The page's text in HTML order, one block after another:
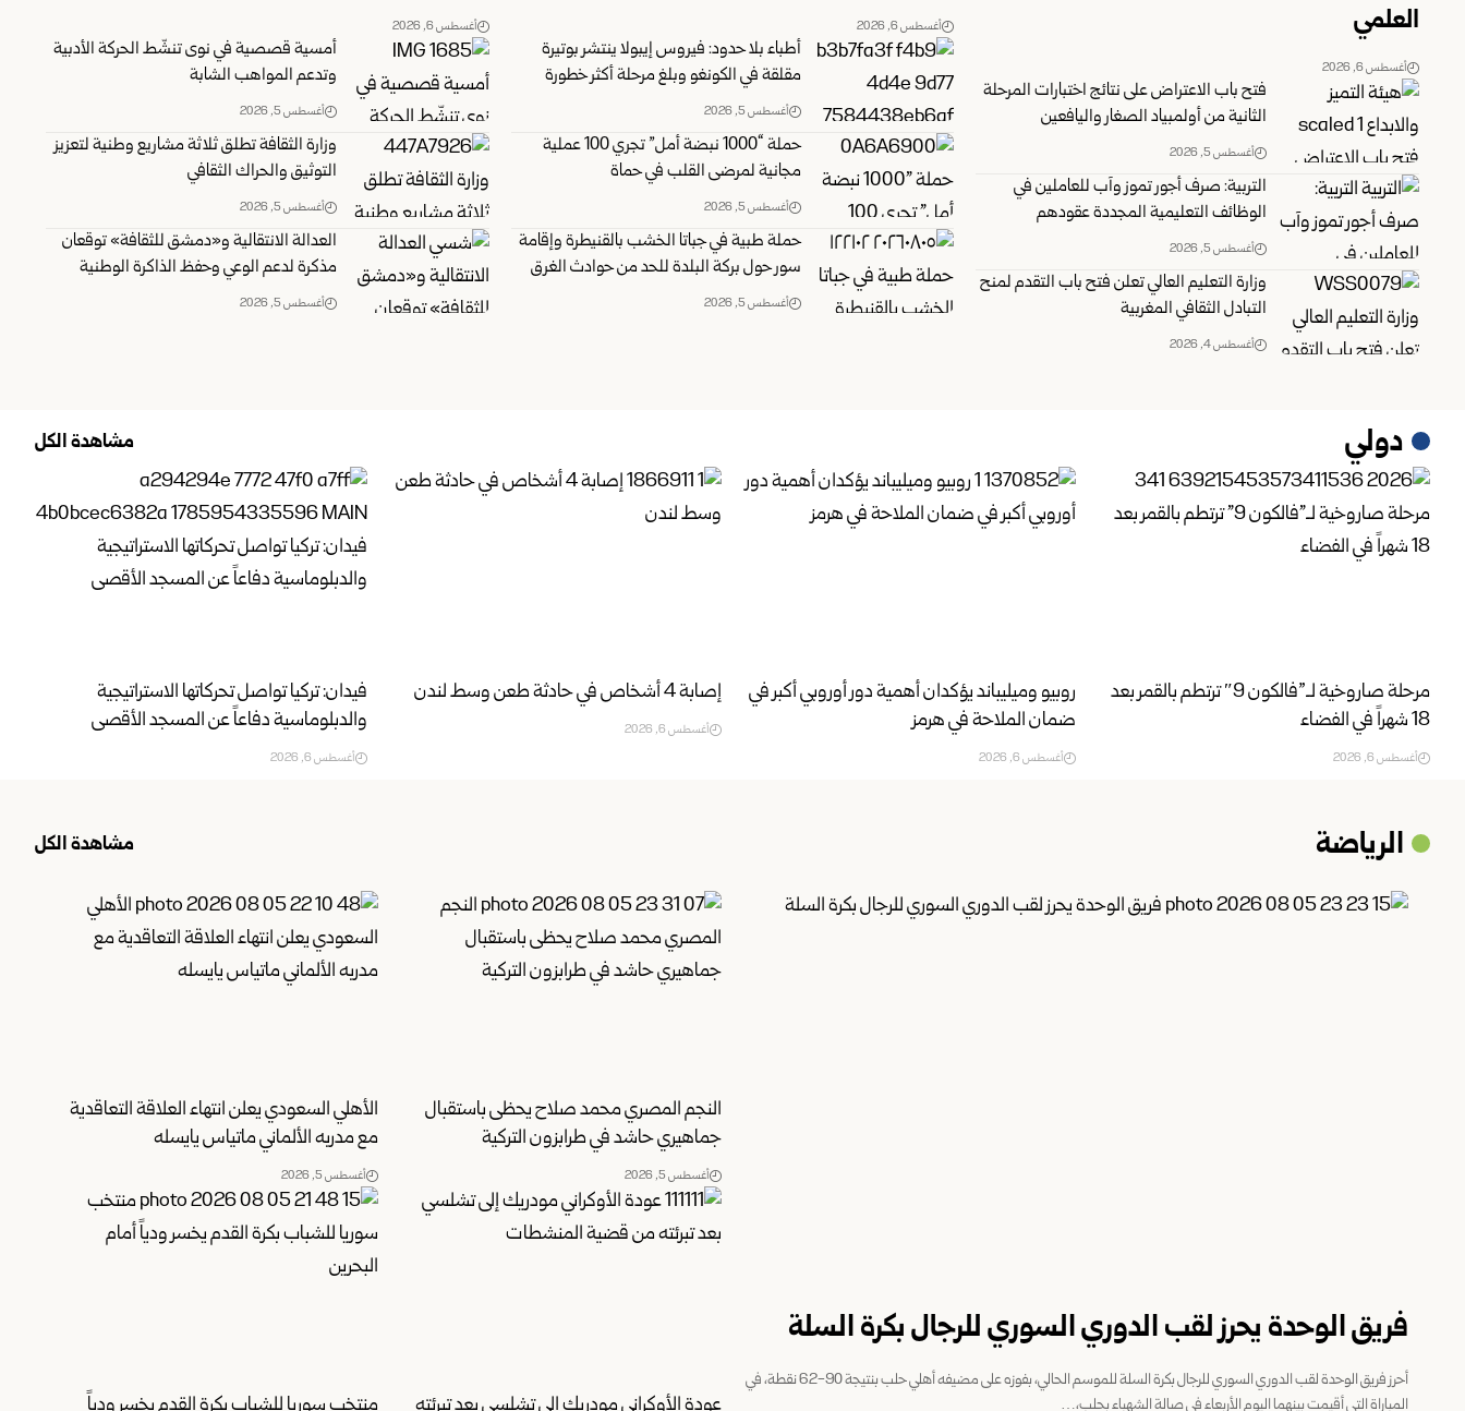
العلمي
أغسطس 6, 2026
فتح باب الاعتراض على نتائج اختبارات المرحلة
الثانية من أولمبياد الصغار واليافعين
أغسطس 5, 2026
التربية: صرف أجور تموز وآب للعاملين في
الوظائف ‏التعليمية المجددة عقودهم ‏
أغسطس 5, 2026
وزارة التعليم العالي تعلن فتح باب التقدم لمنح
التبادل الثقافي المغربية
أغسطس 4, 2026
أغسطس 6, 2026
أطباء بلا حدود: فيروس إيبولا ينتشر بوتيرة
مقلقة في الكونغو وبلغ مرحلة أكثر خطورة
أغسطس 5, 2026
حملة “1000 نبضة أمل” تجري 100 عملية
مجانية لمرضى القلب في حماة
أغسطس 5, 2026
حملة طبية في جباتا الخشب بالقنيطرة وإقامة
سور حول بركة البلدة للحد من حوادث الغرق
أغسطس 5, 2026
أغسطس 6, 2026
أمسية قصصية في نوى تنشّط الحركة الأدبية
وتدعم المواهب الشابة
أغسطس 5, 2026
وزارة الثقافة تطلق ثلاثة مشاريع وطنية لتعزيز
التوثيق والحراك الثقافي
أغسطس 5, 2026
العدالة الانتقالية و«دمشق للثقافة» توقعان
مذكرة لدعم الوعي وحفظ الذاكرة الوطنية
أغسطس 5, 2026
دولي مشاهدة الكل
مرحلة صاروخية لـ”فالكون 9″ ترتطم بالقمر بعد
18 شهراً في الفضاء
أغسطس 6, 2026
روبيو وميليباند يؤكدان أهمية دور أوروبي أكبر في
ضمان الملاحة في هرمز
أغسطس 6, 2026
إصابة 4 أشخاص في حادثة طعن وسط لندن
أغسطس 6, 2026
فيدان: تركيا تواصل تحركاتها الاستراتيجية
والدبلوماسية دفاعاً عن المسجد الأقصى
أغسطس 6, 2026
الرياضة مشاهدة الكل
فريق الوحدة يحرز لقب الدوري السوري للرجال بكرة السلة
أحرز فريق الوحدة لقب الدوري السوري للرجال بكرة السلة للموسم الحالي، بفوزه على مضيفه أهلي حلب بنتيجة 90-62 نقطة، في
المباراة التي أقيمت بينهما اليوم الأربعاء في صالة الشهباء بحلب،…
النجم المصري محمد صلاح يحظى باستقبال
جماهيري حاشد في طرابزون التركية
أغسطس 5, 2026
الأهلي السعودي يعلن انتهاء العلاقة التعاقدية
مع مدربه الألماني ماتياس يايسله
أغسطس 5, 2026